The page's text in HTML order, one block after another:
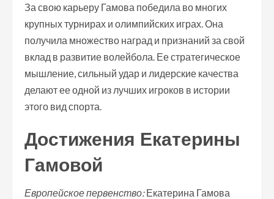
За свою карьеру Гамова победила во многих
крупных турнирах и олимпийских играх. Она
получила множество наград и признаний за свой
вклад в развитие волейбола. Ее стратегическое
мышление, сильный удар и лидерские качества
делают ее одной из лучших игроков в истории
этого вид спорта.
Достижения Екатерины
Гамовой
Европейское первенство:Екатерина Гамова